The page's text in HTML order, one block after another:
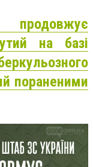
продовжує
на базі
пораненими